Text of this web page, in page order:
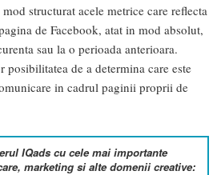
structurat acele metrice care reflecta
de Facebook, atat in mod absolut,
sau la o perioada anterioara.
de a determina care este
in cadrul paginii proprii de
IQads cu cele mai importante
marketing si alte domenii creative: